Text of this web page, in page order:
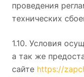
проведения
технических
1.10. Условия
а так же
сайте https://